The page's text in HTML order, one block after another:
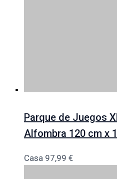
Parque de Juegos
Alfombra 120 cm x
Casa 97,99 €